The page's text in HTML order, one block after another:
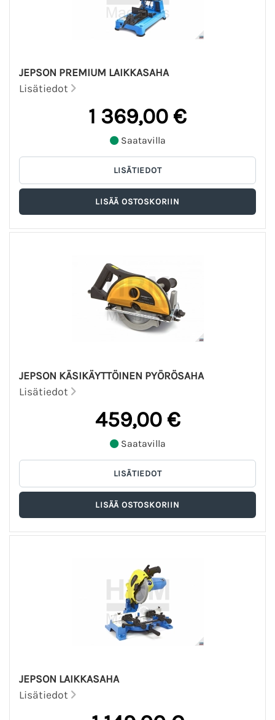
JEPSON PREMIUM LAIKKASAHA
Lisätiedot
1 369,00 €
Saatavilla
JEPSON KÄSIKÄYTTÖINEN PYÖRÖSAHA
Lisätiedot
459,00 €
Saatavilla
JEPSON LAIKKASAHA
Lisätiedot